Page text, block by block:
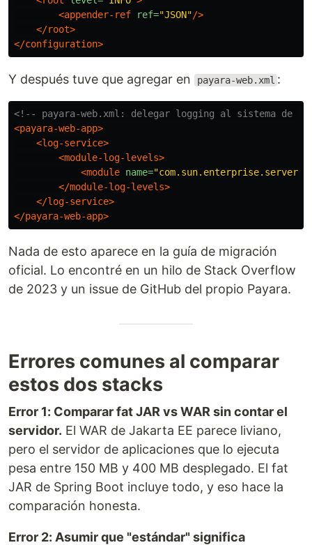
<appender-ref
ref="JSON"/>
</root>
</configuration>
Y después tuve que agregar en payara-web.xml :
<!-- payara-web.xml: delegar logging al sistema de
<payara-web-app>
<log-service>
<module-log-levels>
<module name="com.sun.enterprise.server"
</module-log-levels>
</log-service>
</payara-web-app>
Nada de esto aparece en la guía de migración
oficial. Lo encontré en un hilo de Stack Overflow
de 2023 y un issue de GitHub del propio Payara.
Errores comunes al comparar
estos dos stacks
Error 1: Comparar fat JAR vs WAR sin contar el
servidor. El WAR de Jakarta EE parece liviano,
pero el servidor de aplicaciones que lo ejecuta
pesa entre 150 MB y 400 MB desplegado. El fat
JAR de Spring Boot incluye todo, y eso hace la
comparación honesta.
Error 2: Asumir que "estándar" significa